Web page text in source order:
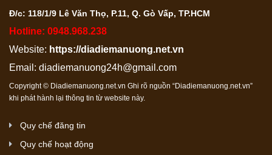
Đ/c: 118/1/9 Lê Văn Thọ, P.11, Q. Gò Vấp, TP.HCM
Hotline: 0948.968.238
Website: https://diadiemanuong.net.vn
Email: diadiemanuong24h@gmail.com
Copyright © Diadiemanuong.net.vn Ghi rõ nguồn “Diadiemanuong.net.vn”
khi phát hành lại thông tin từ website này.
Quy chế đăng tin
Quy chế hoạt động